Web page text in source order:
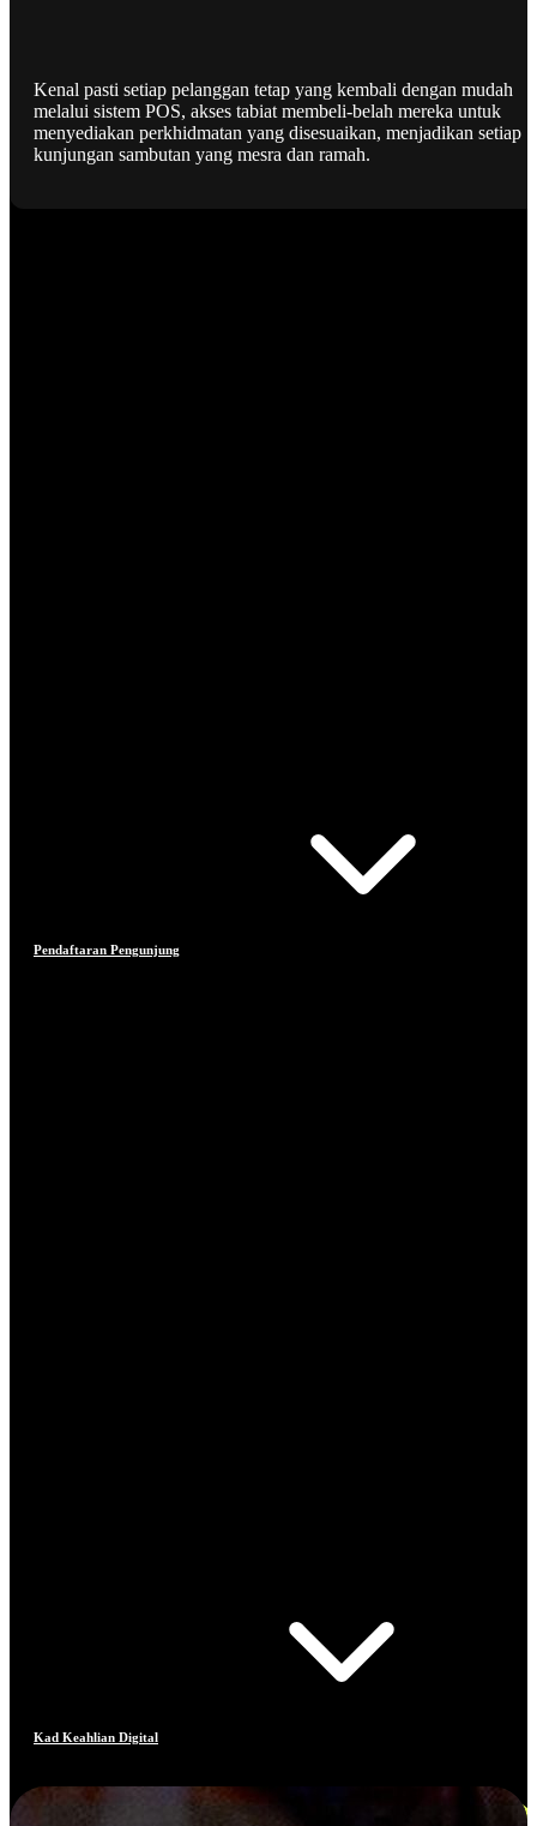
Kenal pasti setiap pelanggan tetap yang kembali dengan mudah
melalui sistem POS, akses tabiat membeli-belah mereka untuk
menyediakan perkhidmatan yang disesuaikan, menjadikan setiap
kunjungan sambutan yang mesra dan ramah.
Pendaftaran Pengunjung
Kad Keahlian Digital